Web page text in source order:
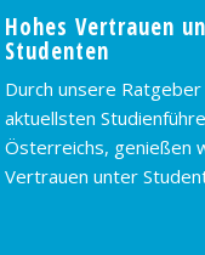
Hohes Vertrauen
Studenten
Durch unsere Ratgeber
aktuellsten
Österreichs, genießen
Vertrauen unter